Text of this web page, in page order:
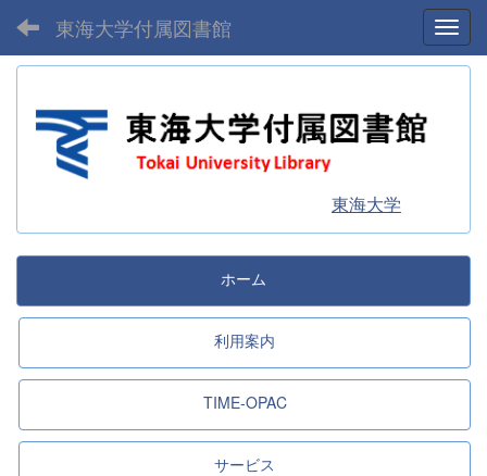
東海大学付属図書館
東海大学
ホーム
利用案内
TIME-OPAC
サービス